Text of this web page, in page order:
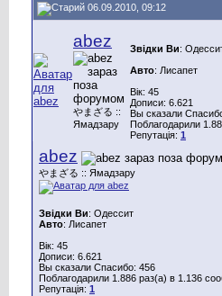
06.09.2010, 09:12
abez
やまざる ::
Ямадзару
Звідки Ви:
Авто: Лисапет
Вік: 45
Дописи: 6.621
Вы сказали
Поблагодарили
Репутація: 1
abez
やまざる :: Ямадзару
Звідки Ви: Одессит
Авто: Лисапет
Вік: 45
Дописи: 6.621
Вы сказали Спасибо: 456
Поблагодарили 1.886 раз(а) в 1.136
Репутація: 1